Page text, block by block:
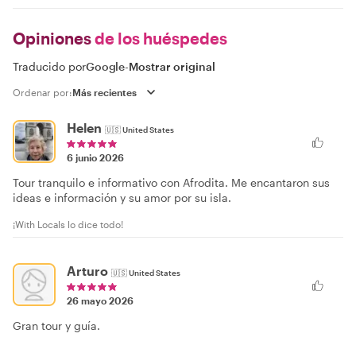
Opinionesde los huéspedes
Traducido porGoogle-Mostrar original
Ordenar por:
Helen 🇺🇸United States
6 junio 2026
Tour tranquilo e informativo con Afrodita. Me encantaron sus
ideas e información y su amor por su isla.
¡With Locals lo dice todo!
Arturo 🇺🇸United States
26 mayo 2026
Gran tour y guía.